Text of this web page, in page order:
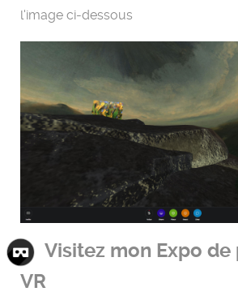
l'image ci-dessous
Visitez mon Expo de
VR